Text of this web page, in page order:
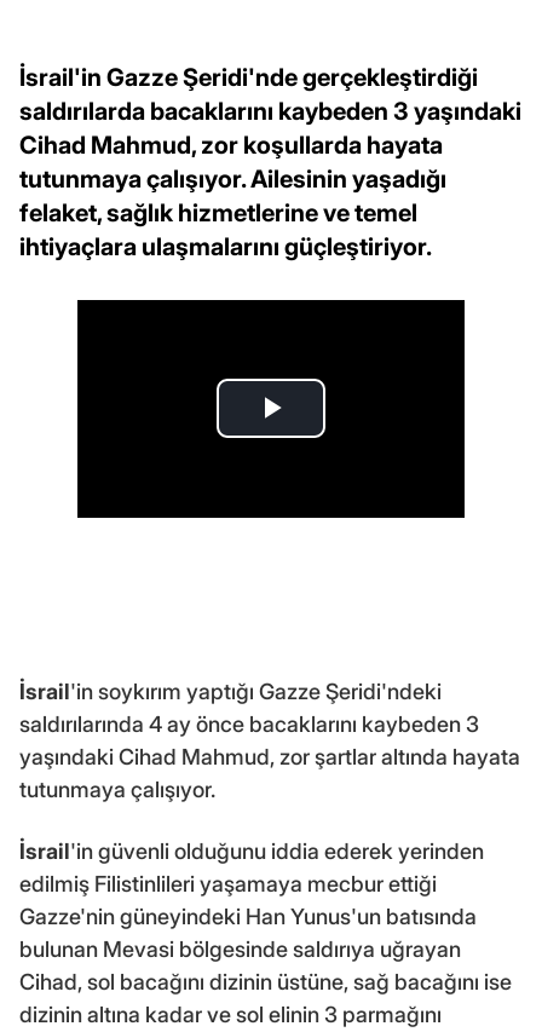
İsrail'in Gazze Şeridi'nde gerçekleştirdiği
saldırılarda bacaklarını kaybeden 3 yaşındaki
Cihad Mahmud, zor koşullarda hayata
tutunmaya çalışıyor. Ailesinin yaşadığı
felaket, sağlık hizmetlerine ve temel
ihtiyaçlara ulaşmalarını güçleştiriyor.
İsrail'in soykırım yaptığı Gazze Şeridi'ndeki
saldırılarında 4 ay önce bacaklarını kaybeden 3
yaşındaki Cihad Mahmud, zor şartlar altında hayata
tutunmaya çalışıyor.
İsrail'in güvenli olduğunu iddia ederek yerinden
edilmiş Filistinlileri yaşamaya mecbur ettiği
Gazze'nin güneyindeki Han Yunus'un batısında
bulunan Mevasi bölgesinde saldırıya uğrayan
Cihad, sol bacağını dizinin üstüne, sağ bacağını ise
dizinin altına kadar ve sol elinin 3 parmağını